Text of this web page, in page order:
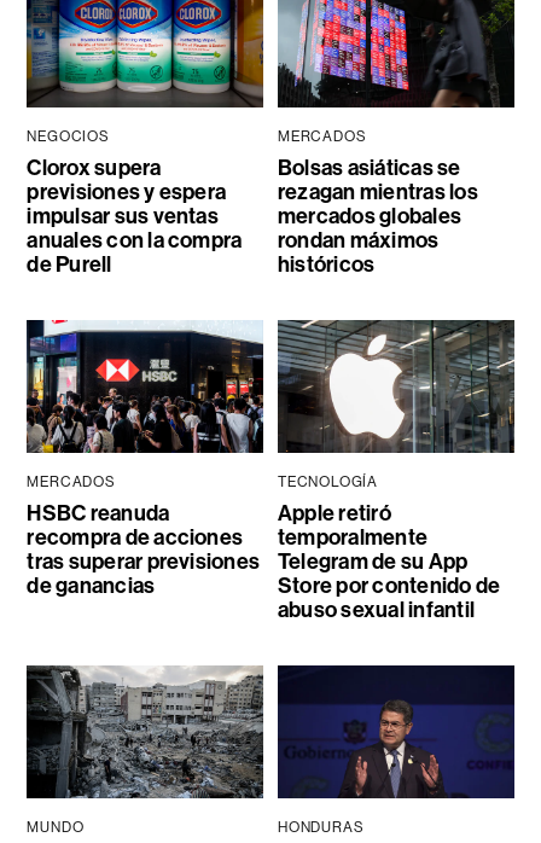
NEGOCIOS
Clorox supera
previsiones y espera
impulsar sus ventas
anuales con la compra
de Purell
MERCADOS
Bolsas asiáticas se
rezagan mientras los
mercados globales
rondan máximos
históricos
MERCADOS
HSBC reanuda
recompra de acciones
tras superar previsiones
de ganancias
TECNOLOGÍA
Apple retiró
temporalmente
Telegram de su App
Store por contenido de
abuso sexual infantil
MUNDO HONDURAS